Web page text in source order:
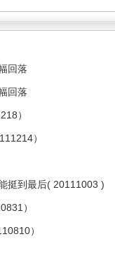
回落
回落
）
）
挺到最后( 20111003 )
）
）